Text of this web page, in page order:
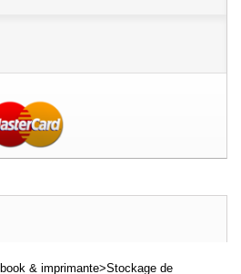
& imprimante>Stockage de